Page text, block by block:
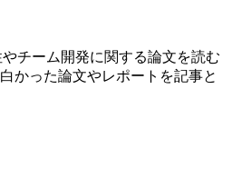
やチーム開発に関する論文を読む
かった論文やレポートを記事と